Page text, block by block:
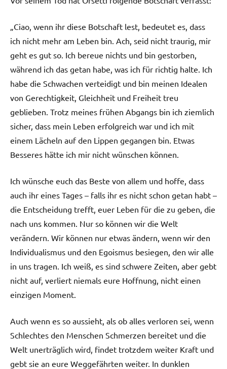
„Ciao, wenn ihr diese Botschaft lest, bedeutet es, dass
ich nicht mehr am Leben bin. Ach, seid nicht traurig, mir
geht es gut so. Ich bereue nichts und bin gestorben,
während ich das getan habe, was ich für richtig halte. Ich
habe die Schwachen verteidigt und bin meinen Idealen
von Gerechtigkeit, Gleichheit und Freiheit treu
geblieben. Trotz meines frühen Abgangs bin ich ziemlich
sicher, dass mein Leben erfolgreich war und ich mit
einem Lächeln auf den Lippen gegangen bin. Etwas
Besseres hätte ich mir nicht wünschen können.
Ich wünsche euch das Beste von allem und hoffe, dass
auch ihr eines Tages – falls ihr es nicht schon getan habt –
die Entscheidung trefft, euer Leben für die zu geben, die
nach uns kommen. Nur so können wir die Welt
verändern. Wir können nur etwas ändern, wenn wir den
Individualismus und den Egoismus besiegen, den wir alle
in uns tragen. Ich weiß, es sind schwere Zeiten, aber gebt
nicht auf, verliert niemals eure Hoffnung, nicht einen
einzigen Moment.
Auch wenn es so aussieht, als ob alles verloren sei, wenn
Schlechtes den Menschen Schmerzen bereitet und die
Welt unerträglich wird, findet trotzdem weiter Kraft und
gebt sie an eure Weggefährten weiter. In dunklen